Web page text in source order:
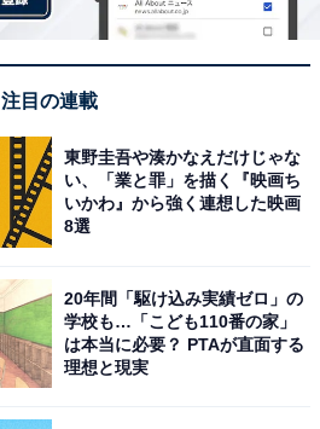
注目の連載
東野圭吾や湊かなえだけじゃな
い、「業と罪」を描く『映画ち
いかわ』から強く連想した映画
8選
20年間「駆け込み実績ゼロ」の
学校も…「こども110番の家」
は本当に必要？ PTAが直面する
理想と現実